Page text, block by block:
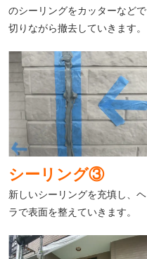
のシーリングをカッターなどで
切りながら撤去していきます。
シーリング③
新しいシーリングを充填し、ヘ
ラで表面を整えていきます。